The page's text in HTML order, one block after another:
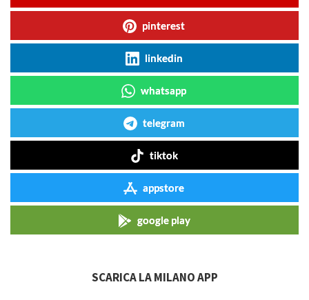
pinterest
linkedin
whatsapp
telegram
tiktok
appstore
google play
SCARICA LA MILANO APP